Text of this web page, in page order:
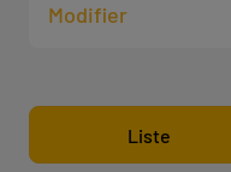
Modifier
Liste